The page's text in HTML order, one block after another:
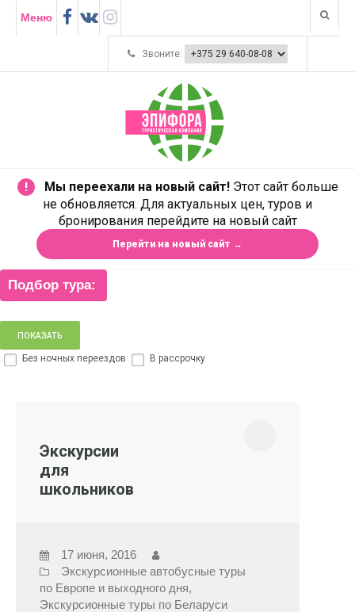
Меню
Звоните:
! Мы переехали на новый сайт!Этот сайт больше
не обновляется. Для актуальных цен, туров и
бронирования перейдите на новый сайт
Перейти на новый сайт →
Подбор тура:
Без ночных переездов В рассрочку
Экскурсии
для
школьников
17 июня, 2016
Экскурсионные автобусные туры
по Европе и выходного дня,
Экскурсионные туры по Беларуси